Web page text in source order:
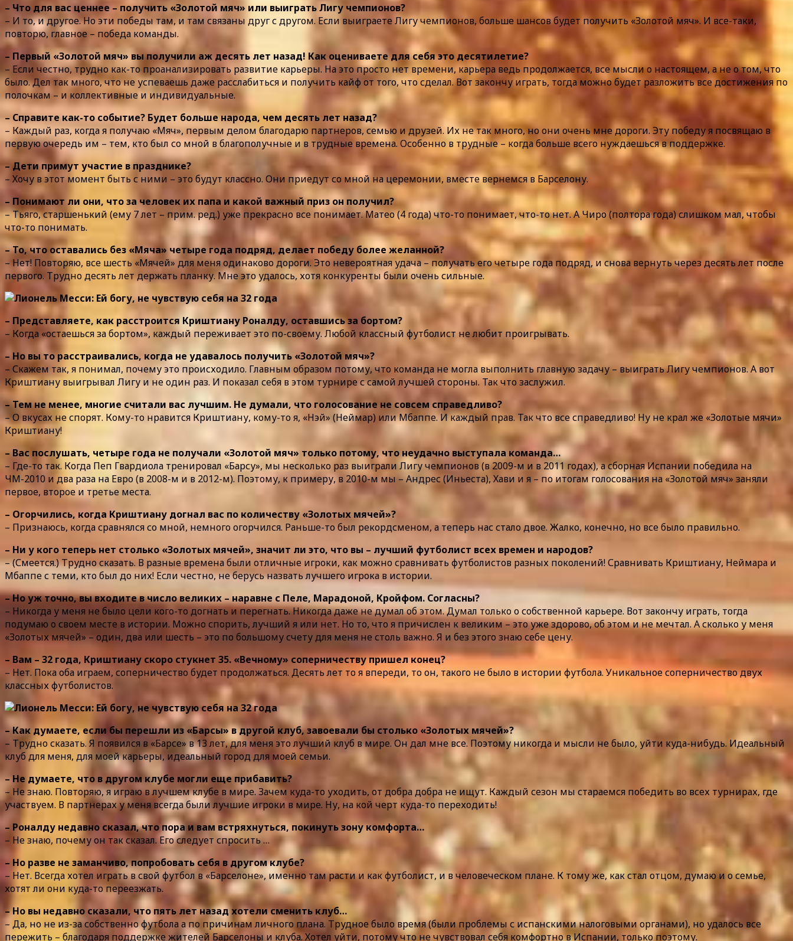
– Что для вас ценнее – получить «Золотой мяч» или выиграть Лигу чемпионов?
– И то, и другое. Но эти победы там, и там связаны друг с другом. Если выиграете Лигу чемпионов, больше шансов будет получить «Золотой мяч». И все-таки,
повторю, главное – победа команды.
– Первый «Золотой мяч» вы получили аж десять лет назад! Как оцениваете для себя это десятилетие?
– Если честно, трудно как-то проанализировать развитие карьеры. На это просто нет времени, карьера ведь продолжается, все мысли о настоящем, а не о том, что
было. Дел так много, что не успеваешь даже расслабиться и получить кайф от того, что сделал. Вот закончу играть, тогда можно будет разложить все достижения по
полочкам – и коллективные и индивидуальные.
– Справите как-то событие? Будет больше народа, чем десять лет назад?
– Каждый раз, когда я получаю «Мяч», первым делом благодарю партнеров, семью и друзей. Их не так много, но они очень мне дороги. Эту победу я посвящаю в
первую очередь им – тем, кто был со мной в благополучные и в трудные времена. Особенно в трудные – когда больше всего нуждаешься в поддержке.
– Дети примут участие в празднике?
– Хочу в этот момент быть с ними – это будут классно. Они приедут со мной на церемонии, вместе вернемся в Барселону.
– Понимают ли они, что за человек их папа и какой важный приз он получил?
– Тьяго, старшенький (ему 7 лет – прим. ред.) уже прекрасно все понимает. Матео (4 года) что-то понимает, что-то нет. А Чиро (полтора года) слишком мал, чтобы
что-то понимать.
– То, что оставались без «Мяча» четыре года подряд, делает победу более желанной?
– Нет! Повторяю, все шесть «Мячей» для меня одинаково дороги. Это невероятная удача – получать его четыре года подряд, и снова вернуть через десять лет после
первого. Трудно десять лет держать планку. Мне это удалось, хотя конкуренты были очень сильные.
– Представляете, как расстроится Криштиану Роналду, оставшись за бортом?
– Когда «остаешься за бортом», каждый переживает это по-своему. Любой классный футболист не любит проигрывать.
– Но вы то расстраивались, когда не удавалось получить «Золотой мяч»?
– Скажем так, я понимал, почему это происходило. Главным образом потому, что команда не могла выполнить главную задачу – выиграть Лигу чемпионов. А вот
Криштиану выигрывал Лигу и не один раз. И показал себя в этом турнире с самой лучшей стороны. Так что заслужил.
– Тем не менее, многие считали вас лучшим. Не думали, что голосование не совсем справедливо?
– О вкусах не спорят. Кому-то нравится Криштиану, кому-то я, «Нэй» (Неймар) или Мбаппе. И каждый прав. Так что все справедливо! Ну не крал же «Золотые мячи»
Криштиану!
– Вас послушать, четыре года не получали «Золотой мяч» только потому, что неудачно выступала команда…
– Где-то так. Когда Пеп Гвардиола тренировал «Барсу», мы несколько раз выиграли Лигу чемпионов (в 2009-м и в 2011 годах), а сборная Испании победила на
ЧМ-2010 и два раза на Евро (в 2008-м и в 2012-м). Поэтому, к примеру, в 2010-м мы – Андрес (Иньеста), Хави и я – по итогам голосования на «Золотой мяч» заняли
первое, второе и третье места.
– Огорчились, когда Криштиану догнал вас по количеству «Золотых мячей»?
– Признаюсь, когда сравнялся со мной, немного огорчился. Раньше-то был рекордсменом, а теперь нас стало двое. Жалко, конечно, но все было правильно.
– Ни у кого теперь нет столько «Золотых мячей», значит ли это, что вы – лучший футболист всех времен и народов?
– (Смеется.) Трудно сказать. В разные времена были отличные игроки, как можно сравнивать футболистов разных поколений! Сравнивать Криштиану, Неймара и
Мбаппе с теми, кто был до них! Если честно, не берусь назвать лучшего игрока в истории.
– Но уж точно, вы входите в число великих – наравне с Пеле, Марадоной, Кройфом. Согласны?
– Никогда у меня не было цели кого-то догнать и перегнать. Никогда даже не думал об этом. Думал только о собственной карьере. Вот закончу играть, тогда
подумаю о своем месте в истории. Можно спорить, лучший я или нет. Но то, что я причислен к великим – это уже здорово, об этом и не мечтал. А сколько у меня
«Золотых мячей» – один, два или шесть – это по большому счету для меня не столь важно. Я и без этого знаю себе цену.
– Вам – 32 года, Криштиану скоро стукнет 35. «Вечному» соперничеству пришел конец?
– Нет. Пока оба играем, соперничество будет продолжаться. Десять лет то я впереди, то он, такого не было в истории футбола. Уникальное соперничество двух
классных футболистов.
– Как думаете, если бы перешли из «Барсы» в другой клуб, завоевали бы столько «Золотых мячей»?
– Трудно сказать. Я появился в «Барсе» в 13 лет, для меня это лучший клуб в мире. Он дал мне все. Поэтому никогда и мысли не было, уйти куда-нибудь. Идеальный
клуб для меня, для моей карьеры, идеальный город для моей семьи.
– Не думаете, что в другом клубе могли еще прибавить?
– Не знаю. Повторяю, я играю в лучшем клубе в мире. Зачем куда-то уходить, от добра добра не ищут. Каждый сезон мы стараемся победить во всех турнирах, где
участвуем. В партнерах у меня всегда были лучшие игроки в мире. Ну, на кой черт куда-то переходить!
– Роналду недавно сказал, что пора и вам встряхнуться, покинуть зону комфорта…
– Не знаю, почему он так сказал. Его следует спросить …
– Но разве не заманчиво, попробовать себя в другом клубе?
– Нет. Всегда хотел играть в свой футбол в «Барселоне», именно там расти и как футболист, и в человеческом плане. К тому же, как стал отцом, думаю и о семье,
хотят ли они куда-то переезжать.
– Но вы недавно сказали, что пять лет назад хотели сменить клуб…
– Да, но не из-за собственно футбола а по причинам личного плана. Трудное было время (были проблемы с испанскими налоговыми органами), но удалось все
пережить – благодаря поддержке жителей Барселоны и клуба. Хотел уйти, потому что не чувствовал себя комфортно в Испании, только поэтому.